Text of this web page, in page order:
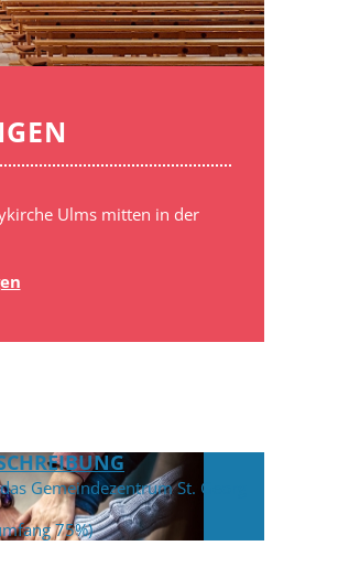
Ulms mitten in der
Gemeindezentrum St. Georg
75%)